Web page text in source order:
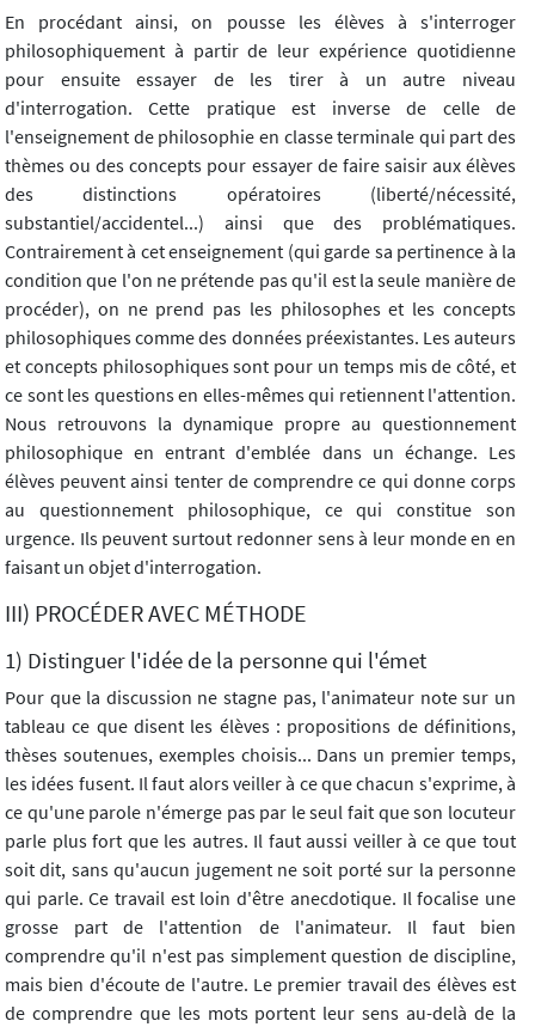
En procédant ainsi, on pousse les élèves à s'interroger
philosophiquement à partir de leur expérience quotidienne
pour ensuite essayer de les tirer à un autre niveau
d'interrogation. Cette pratique est inverse de celle de
l'enseignement de philosophie en classe terminale qui part des
thèmes ou des concepts pour essayer de faire saisir aux élèves
des distinctions opératoires (liberté/nécessité,
substantiel/accidentel...) ainsi que des problématiques.
Contrairement à cet enseignement (qui garde sa pertinence à la
condition que l'on ne prétende pas qu'il est la seule manière de
procéder), on ne prend pas les philosophes et les concepts
philosophiques comme des données préexistantes. Les auteurs
et concepts philosophiques sont pour un temps mis de côté, et
ce sont les questions en elles-mêmes qui retiennent l'attention.
Nous retrouvons la dynamique propre au questionnement
philosophique en entrant d'emblée dans un échange. Les
élèves peuvent ainsi tenter de comprendre ce qui donne corps
au questionnement philosophique, ce qui constitue son
urgence. Ils peuvent surtout redonner sens à leur monde en en
faisant un objet d'interrogation.
III) PROCÉDER AVEC MÉTHODE
1) Distinguer l'idée de la personne qui l'émet
Pour que la discussion ne stagne pas, l'animateur note sur un
tableau ce que disent les élèves : propositions de définitions,
thèses soutenues, exemples choisis... Dans un premier temps,
les idées fusent. Il faut alors veiller à ce que chacun s'exprime, à
ce qu'une parole n'émerge pas par le seul fait que son locuteur
parle plus fort que les autres. Il faut aussi veiller à ce que tout
soit dit, sans qu'aucun jugement ne soit porté sur la personne
qui parle. Ce travail est loin d'être anecdotique. Il focalise une
grosse part de l'attention de l'animateur. Il faut bien
comprendre qu'il n'est pas simplement question de discipline,
mais bien d'écoute de l'autre. Le premier travail des élèves est
de comprendre que les mots portent leur sens au-delà de la